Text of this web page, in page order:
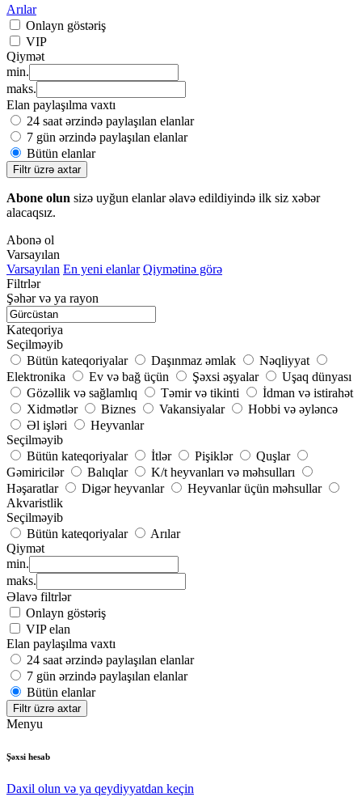
Arılar
Onlayn göstəriş
VIP
Qiymət
min.
maks.
Elan paylaşılma vaxtı
24 saat ərzində paylaşılan elanlar
7 gün ərzində paylaşılan elanlar
Bütün elanlar
Filtr üzrə axtar
Abone olun sizə uyğun elanlar əlavə edildiyində ilk siz xəbər
alacaqsız.
Abonə ol
Varsayılan
Varsayılan En yeni elanlar Qiymətinə görə
Filtrlər
Şəhər və ya rayon
Kateqoriya
Seçilməyib
Bütün kateqoriyalar
Daşınmaz əmlak
Nəqliyyat
Elektronika
Ev və bağ üçün Şəxsi əşyalar
Uşaq dünyası
Gözəllik və sağlamlıq
Təmir və tikinti
İdman və istirahət
Xidmətlər
Biznes Vakansiyalar
Hobbi və əyləncə
Əl işləri
Heyvanlar
Seçilməyib
Bütün kateqoriyalar
İtlər Pişiklər
Quşlar
Gəmiricilər
Balıqlar
K/t heyvanları və məhsulları
Həşaratlar
Digər heyvanlar
Heyvanlar üçün məhsullar
Akvaristlik
Seçilməyib
Bütün kateqoriyalar
Arılar
Qiymət
min.
maks.
Əlavə filtrlər
Onlayn göstəriş
VIP elan
Elan paylaşılma vaxtı
24 saat ərzində paylaşılan elanlar
7 gün ərzində paylaşılan elanlar
Bütün elanlar
Filtr üzrə axtar
Menyu
Şəxsi hesab
Daxil olun və ya qeydiyyatdan keçin